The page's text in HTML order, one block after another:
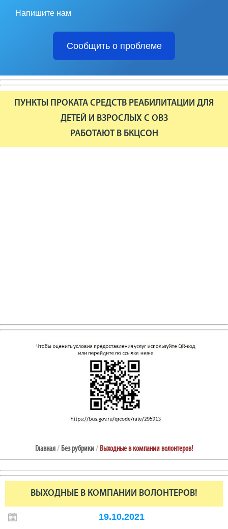
Напишите нам
Сообщить о проблеме
ПУНКТЫ ПРОКАТА СРЕДСТВ РЕАБИЛИТАЦИИ ДЛЯ
ДЕТЕЙ И ВЗРОСЛЫХ С ОВЗ
РАБОТАЮТ В БКЦСОН
Главная/ Без рубрики/ Выходные в компании волонтеров!
ВЫХОДНЫЕ В КОМПАНИИ ВОЛОНТЕРОВ!
19.10.2021